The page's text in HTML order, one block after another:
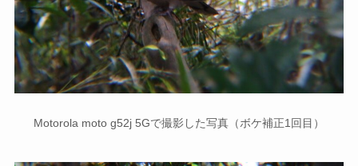
Motorola moto g52j 5Gで撮影した写真（ボケ補正1回目）